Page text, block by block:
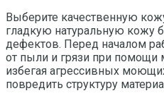
Выберите качественную
гладкую натуральную кожу
дефектов. Перед началом
от пыли и грязи при помощи
избегая агрессивных
повредить структуру